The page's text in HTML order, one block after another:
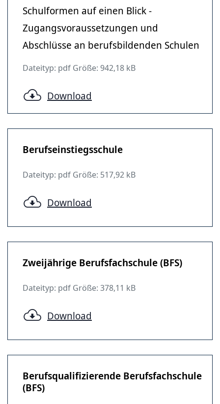
Schulformen auf einen Blick -
Zugangsvoraussetzungen und
Abschlüsse an berufsbildenden Schulen
Dateityp: pdf Größe: 942,18 kB
Download
Berufseinstiegsschule
Dateityp: pdf Größe: 517,92 kB
Download
Zweijährige Berufsfachschule (BFS)
Dateityp: pdf Größe: 378,11 kB
Download
Berufsqualifizierende Berufsfachschule
(BFS)